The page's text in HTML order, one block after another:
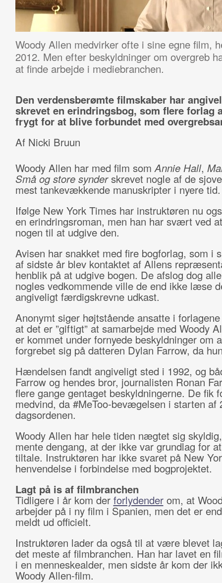
Woody Allen medvirker ofte i sine egne film,
2012. Men efter beskyldninger om overgreb
at finde arbejde i mediebranchen.
Den verdensberømte filmskaber har
skrevet en erindringsbog, som flere forlag
frygt for at blive forbundet med
Af Nicki Bruun
Woody Allen har med film somAnnie Hall,
Små og store synderskrevet nogle af de
mest tankevækkende manuskripter i nyere tid.
Ifølge New York Times har instruktøren nu
en erindringsroman, men han har svært ved
nogen til at udgive den.
Avisen har snakket med fire bogforlag, som i
af sidste år blev kontaktet af Allens
henblik på at udgive bogen. De afslog dog
nogles vedkommende ville de end ikke læse
angiveligt færdigskrevne udkast.
Anonymt siger højtstående ansatte i
at det er ”giftigt” at samarbejde med Woody
er kommet under fornyede beskyldninger om
forgrebet sig på datteren Dylan Farrow, da
Hændelsen fandt angiveligt sted i 1992, og
Farrow og hendes bror, journalisten Ronan
flere gange gentaget beskyldningerne. De fik
medvind, da #MeToo-bevægelsen i starten af
dagsordenen.
Woody Allen har hele tiden nægtet sig
mente dengang, at der ikke var grundlag for
tiltale. Instruktøren har ikke svaret på New
henvendelse i forbindelse med bogprojektet.
Lagt på is af filmbranchen
Tidligere i år kom der forlydenderom, at
arbejder på i ny film i Spanien, men det er
meldt ud officielt.
Instruktøren lader da også til at være blevet
det meste af filmbranchen. Han har lavet en
i en menneskealder, men sidste år kom der
Woody Allen-film.